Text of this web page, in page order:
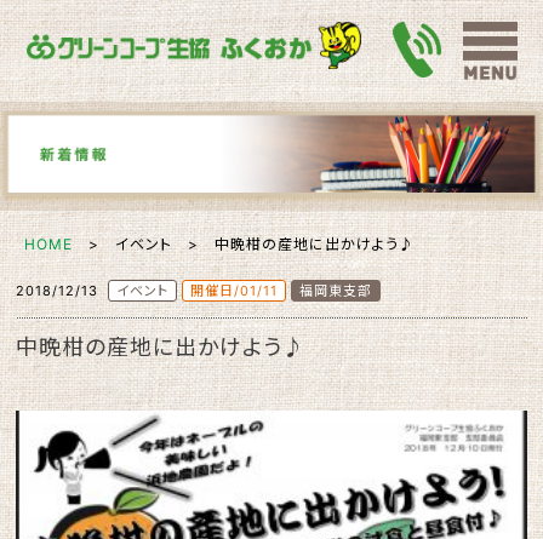
HOME> イベント > 中晩柑の産地に出かけよう♪
2018/12/13 イベント 開催日/01/11 福岡東支部
中晩柑の産地に出かけよう♪